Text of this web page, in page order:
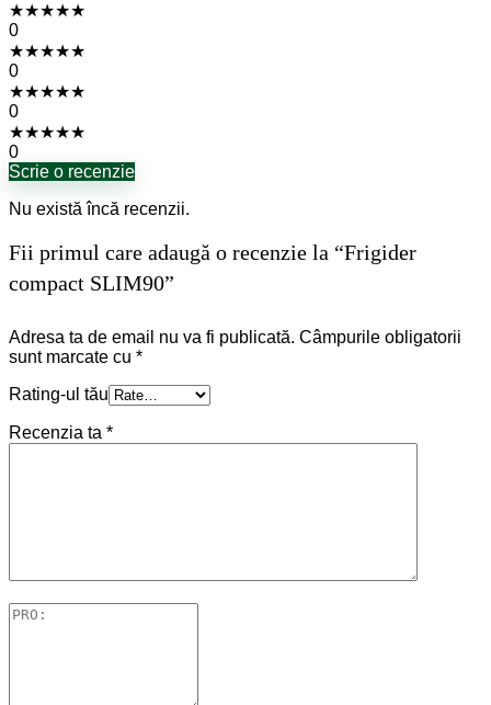
★★★★★
0
★★★★★
0
★★★★★
0
★★★★★
0
Scrie o recenzie
Nu există încă recenzii.
Fii primul care adaugă o recenzie la “Frigider
compact SLIM90”
Adresa ta de email nu va fi publicată. Câmpurile obligatorii
sunt marcate cu *
Rating-ul tău
Recenzia ta *